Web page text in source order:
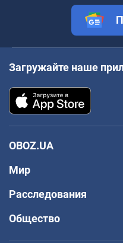
Загружайте наше
OBOZ.UA
Мир
Расследования
Общество